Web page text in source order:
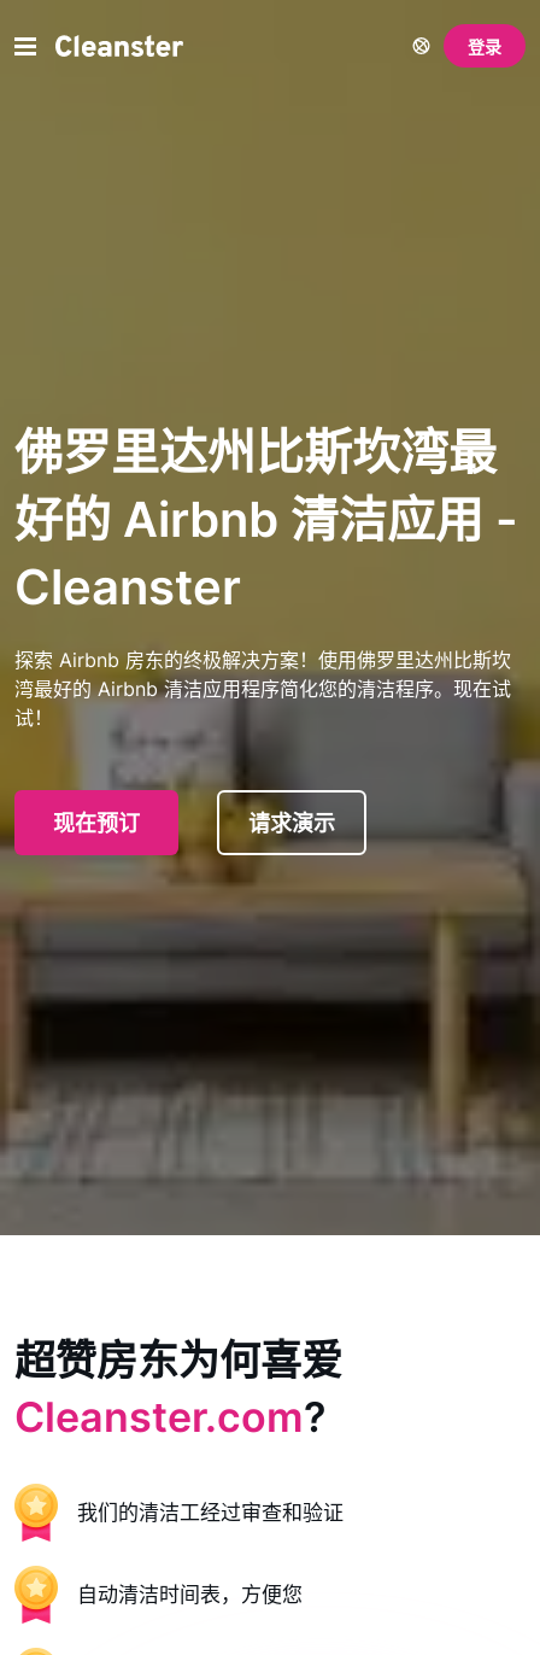
登录
佛罗里达州比斯坎湾最
好的 Airbnb 清洁应用 -
Cleanster
探索 Airbnb 房东的终极解决方案！使用佛罗里达州比斯坎
湾最好的 Airbnb 清洁应用程序简化您的清洁程序。现在试
试！
现在预订 请求演示
超赞房东为何喜爱
Cleanster.com?
我们的清洁工经过审查和验证
自动清洁时间表，方便您